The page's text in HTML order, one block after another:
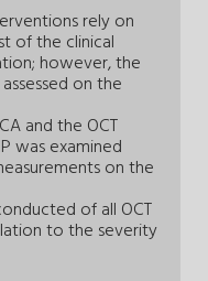
rely on
of the clinical
however, the
on the
and the OCT
was examined
on the
of all OCT
to the severity